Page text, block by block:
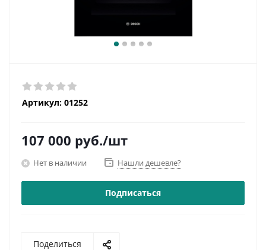
Артикул: 01252
107 000 руб./шт
Нет в наличии Нашли дешевле?
Подписаться
Поделиться